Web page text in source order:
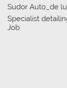
Sudor Auto_de
Specialist
Job